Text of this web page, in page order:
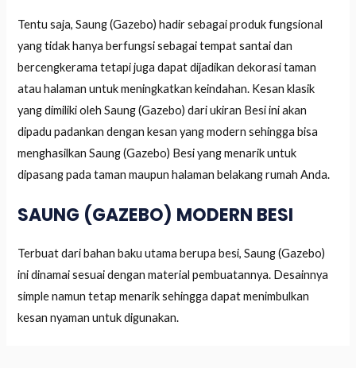
Tentu saja, Saung (Gazebo) hadir sebagai produk fungsional
yang tidak hanya berfungsi sebagai tempat santai dan
bercengkerama tetapi juga dapat dijadikan dekorasi taman
atau halaman untuk meningkatkan keindahan. Kesan klasik
yang dimiliki oleh Saung (Gazebo) dari ukiran Besi ini akan
dipadu padankan dengan kesan yang modern sehingga bisa
menghasilkan Saung (Gazebo) Besi yang menarik untuk
dipasang pada taman maupun halaman belakang rumah Anda.
SAUNG (GAZEBO) MODERN BESI
Terbuat dari bahan baku utama berupa besi, Saung (Gazebo)
ini dinamai sesuai dengan material pembuatannya. Desainnya
simple namun tetap menarik sehingga dapat menimbulkan
kesan nyaman untuk digunakan.